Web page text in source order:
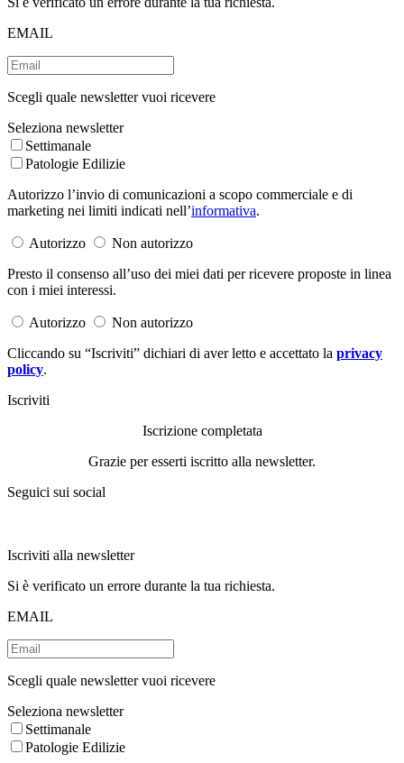
EMAIL
Scegli quale newsletter vuoi ricevere
Seleziona newsletter
Settimanale
Patologie Edilizie
Autorizzo l’invio di comunicazioni a scopo commerciale e di
marketing nei limiti indicati nell’informativa.
Autorizzo
Non autorizzo
Presto il consenso all’uso dei miei dati per ricevere proposte in linea
con i miei interessi.
Autorizzo
Non autorizzo
Cliccando su “Iscriviti” dichiari di aver letto e accettato la privacy
policy.
Iscriviti
Iscrizione completata
Grazie per esserti iscritto alla newsletter.
Seguici sui social
Iscriviti alla newsletter
Si è verificato un errore durante la tua richiesta.
EMAIL
Scegli quale newsletter vuoi ricevere
Seleziona newsletter
Settimanale
Patologie Edilizie